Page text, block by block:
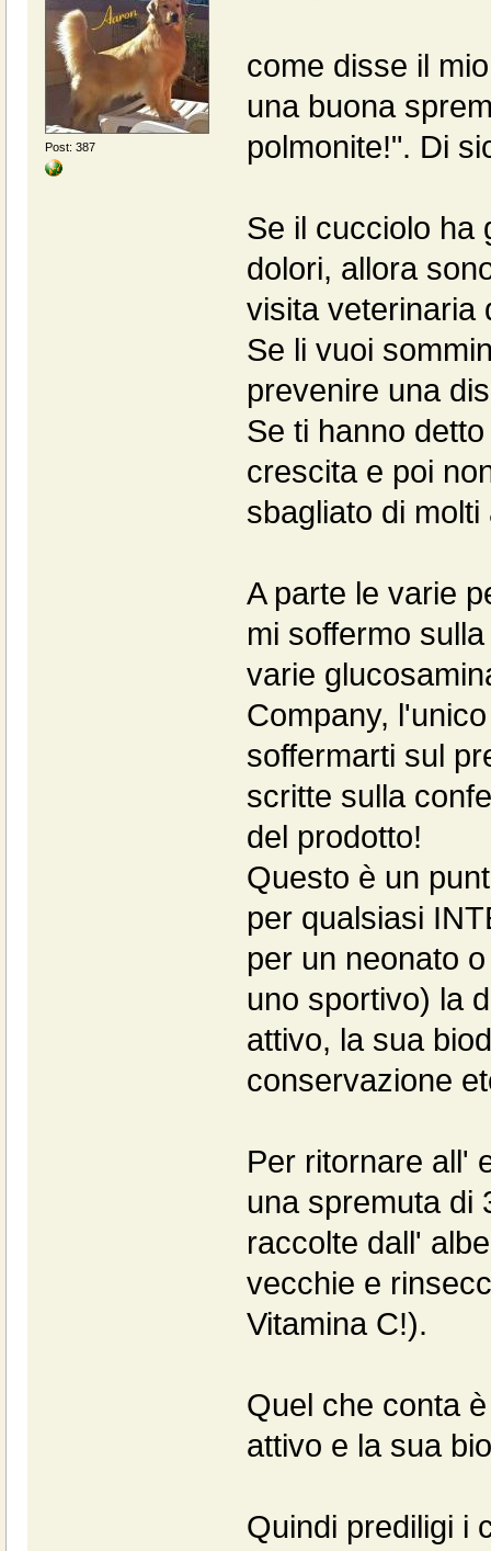
Post: 387
come disse il
una buona
polmonite!". Di
Se il cucciolo ha
dolori, allora
visita veterinaria
Se li vuoi
prevenire una
Se ti hanno
crescita e poi
sbagliato di molti
A parte le varie
mi soffermo
varie
Company,
soffermarti sul
scritte sulla
del prodotto!
Questo è un
per qualsiasi
per un neonato
uno sportivo) la
attivo, la sua
conservazione
Per ritornare all'
una spremuta di
raccolte dall'
vecchie e
Vitamina C!).
Quel che conta
attivo e la sua
Quindi prediligi i